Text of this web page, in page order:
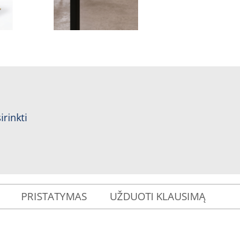
PRISTATYMAS UŽDUOTI KLAUSIMĄ